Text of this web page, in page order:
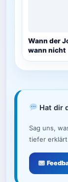
Wann der
wann nicht
Hat dir
Sag uns,
tiefer